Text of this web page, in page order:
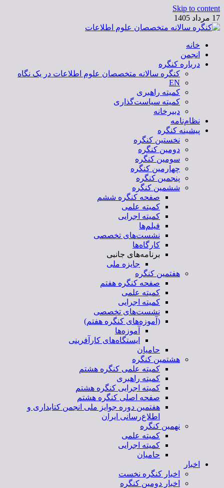
Skip to content
17 مرداد 1405
کنگره سالانه متخصصان علوم اطلاعات
خانه
انجمن
درباره کنگره
کنگره سالانه متخصصان علوم اطلاعات در یک نگاه
EN
کمیته راهبری
کمیته سیاست‌گذاری
دبیرخانه
نظام‌نامه
پیشینه کنگره
نخستین کنگره
دومین کنگره
سومین کنگره
چهارمین کنگره
پنجمین کنگره
ششمین کنگره
صفحه کنگره ششم
کمیته علمی
کمیته اجرایی
فیلم‌ها
نشست‌های تخصصی
کارگاه‌ها
برنامه‌های جانبی
جایزه ملی
هفتمین کنگره
صفحه کنگره هفتم
کمیته علمی
کمیته اجرایی
نشست‌های تخصصی
(آموزه‌های کنگره هفتم)
آموزه‌ها
ایستگاه‌های کارآفرینی
حامیان
هشتمین کنگره
کمیته علمی کنگره هشتم
کمیته راهبری
کمیته اجرایی کنگره هشتم
صفحه اصلی کنگره هشتم
هفتمین دوره جوایز ملی انجمن کتابداری و
اطلاع‌رسانی ایران
نهمین کنگره
کمیته علمی
کمیته اجرایی
حامیان
اخبار
اخبار کنگره نخست
اخبار دومین کنگره